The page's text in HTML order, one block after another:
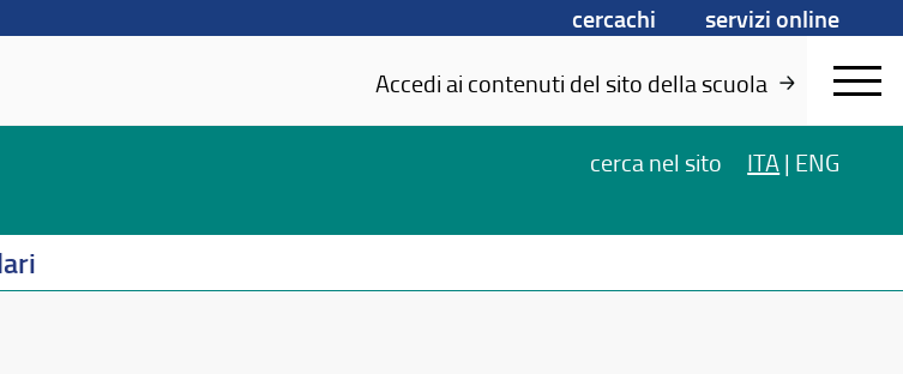
cercachi
servizi online
Accedi ai contenuti del sito della scuola
cerca nel sito ITA | ENG